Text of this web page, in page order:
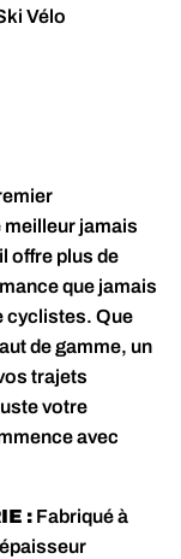
Vélo
meilleur jamais
offre plus de
que jamais
cyclistes. Que
de gamme, un
trajets
votre
avec
: Fabriqué à